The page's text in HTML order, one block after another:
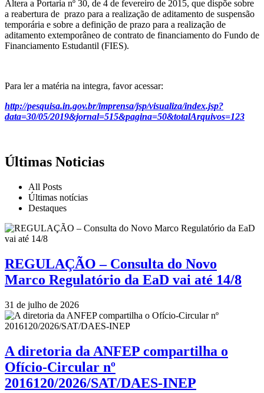
Altera a Portaria nº 30, de 4 de fevereiro de 2015, que dispõe sobre
a reabertura de prazo para a realização de aditamento de suspensão
temporária e sobre a definição de prazo para a realização de
aditamento extemporâneo de contrato de financiamento do Fundo de
Financiamento Estudantil (FIES).
Para ler a matéria na integra, favor acessar:
http://pesquisa.in.gov.br/imprensa/jsp/visualiza/index.jsp?
data=30/05/2019&jornal=515&pagina=50&totalArquivos=123
Últimas Noticias
All Posts
Últimas notícias
Destaques
REGULAÇÃO – Consulta do Novo
Marco Regulatório da EaD vai até 14/8
31 de julho de 2026
A diretoria da ANFEP compartilha o
Ofício-Circular nº
2016120/2026/SAT/DAES-INEP